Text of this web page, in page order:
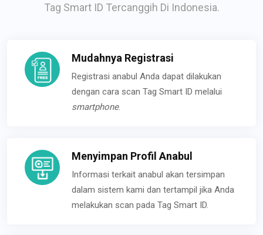
Tag Smart ID Tercanggih Di Indonesia.
Mudahnya Registrasi
Registrasi anabul Anda dapat dilakukan
dengan cara scan Tag Smart ID melalui
smartphone.
Menyimpan Profil Anabul
Informasi terkait anabul akan tersimpan
dalam sistem kami dan tertampil jika Anda
melakukan scan pada Tag Smart ID.